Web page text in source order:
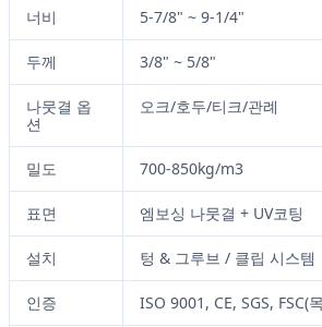
너비 5-7/8" ~ 9-1/4"
두께 3/8" ~ 5/8"
나뭇결 옵
션
오크/호두/티크/관례
밀도 700-850kg/m3
표면 엠보싱 나뭇결 + UV코팅
설치 텅 & 그루브 / 클립 시스템
인증 ISO 9001, CE, SGS, FSC(